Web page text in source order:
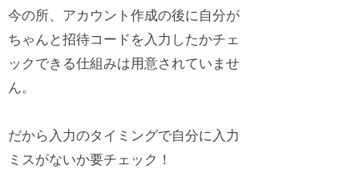
今の所、アカウント作成の後に自分が
ちゃんと招待コードを入力したかチェ
ックできる仕組みは用意されていませ
ん。
だから入力のタイミングで自分に入力
ミスがないか要チェック！